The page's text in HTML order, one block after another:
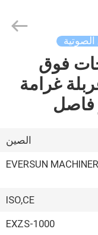
فوق
غرامة
فاصل
الصين
EVERSUN
ISO,CE
EXZS-1000